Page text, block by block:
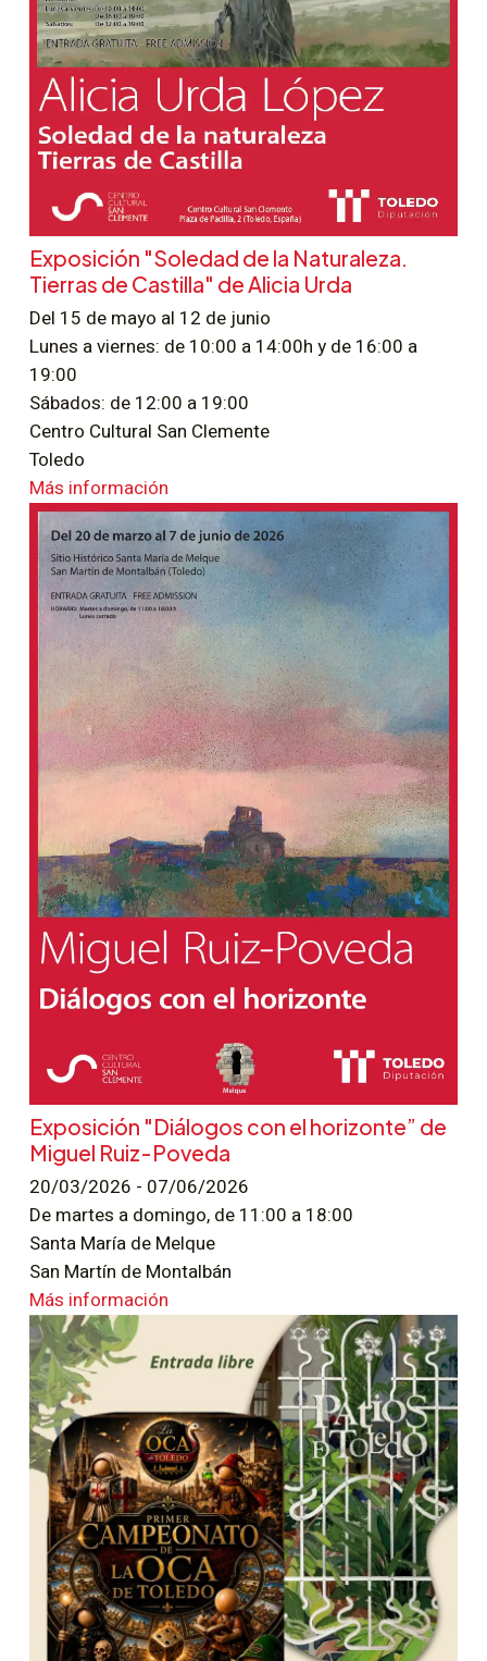
Exposición "Soledad de la Naturaleza.
Tierras de Castilla" de Alicia Urda
Del 15 de mayo al 12 de junio
Lunes a viernes: de 10:00 a 14:00h y de 16:00 a
19:00
Sábados: de 12:00 a 19:00
Centro Cultural San Clemente
Toledo
Más información
Exposición "Diálogos con el horizonte” de
Miguel Ruiz-Poveda
20/03/2026 - 07/06/2026
De martes a domingo, de 11:00 a 18:00
Santa María de Melque
San Martín de Montalbán
Más información